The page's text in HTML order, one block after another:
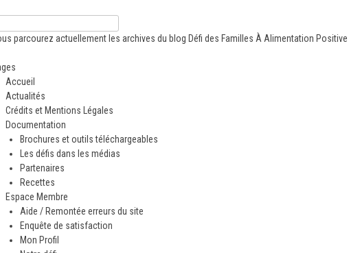
parcourez actuellement les archives du blog Défi des Familles À Alimentation Positive
Accueil
Actualités
Crédits et Mentions Légales
Documentation
Brochures et outils téléchargeables
Les défis dans les médias
Partenaires
Recettes
Espace Membre
Aide / Remontée erreurs du site
Enquête de satisfaction
Mon Profil